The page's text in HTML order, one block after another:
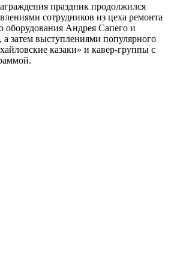
праздник продолжился
сотрудников из цеха ремонта
оборудования Андрея Сапего и
а затем выступлениями популярного
казаки» и кавер-группы с